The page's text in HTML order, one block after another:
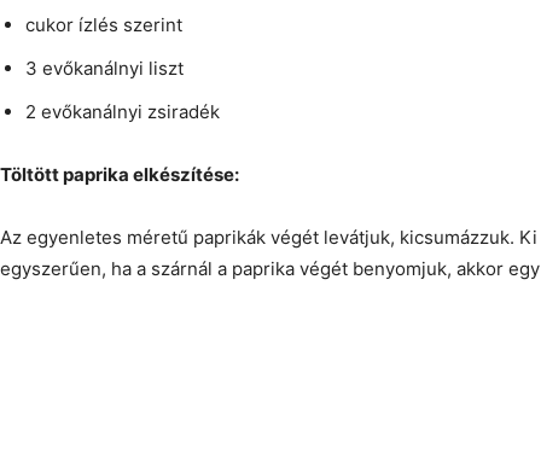
cukor ízlés szerint
3 evőkanálnyi liszt
2 evőkanálnyi zsiradék
Töltött paprika elkészítése:
Az egyenletes méretű paprikák végét levátjuk, kicsumázzuk.
egyszerűen, ha a szárnál a paprika végét benyomjuk, akkor